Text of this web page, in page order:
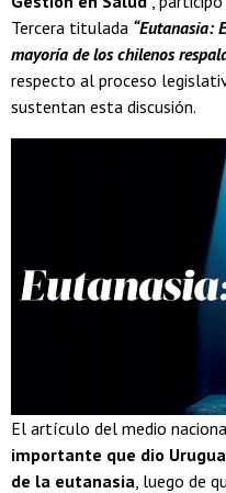
Tercera titulada “Eutanasia:
mayoría de los chilenos
respecto al proceso
sustentan esta discusión.
El artículo del medio
importante que dio
de la eutanasia, luego de